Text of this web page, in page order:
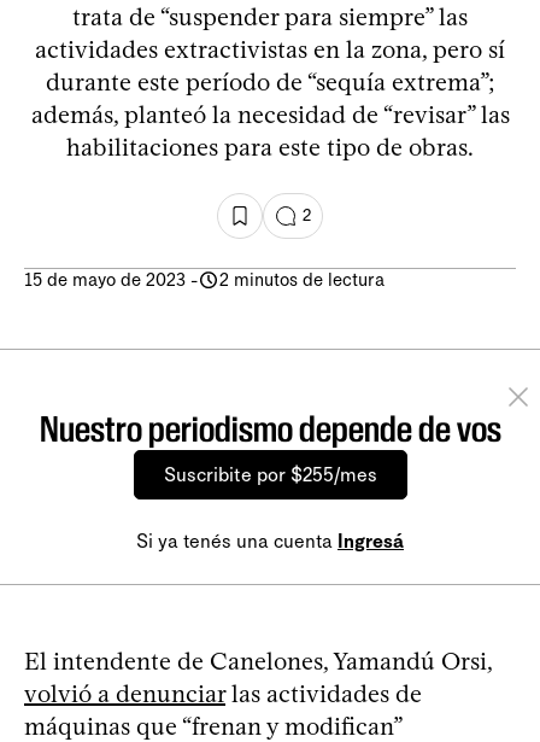
trata de “suspender para siempre” las
actividades extractivistas en la zona, pero sí
durante este período de “sequía extrema”;
además, planteó la necesidad de “revisar” las
habilitaciones para este tipo de obras.
2
15 de mayo de 2023 - 2 minutos de lectura
Nuestro periodismo depende de vos
Suscribite por $255/mes
Si ya tenés una cuenta Ingresá
El intendente de Canelones, Yamandú Orsi,
volvió a denunciarlas actividades de
máquinas que “frenan y modifican”